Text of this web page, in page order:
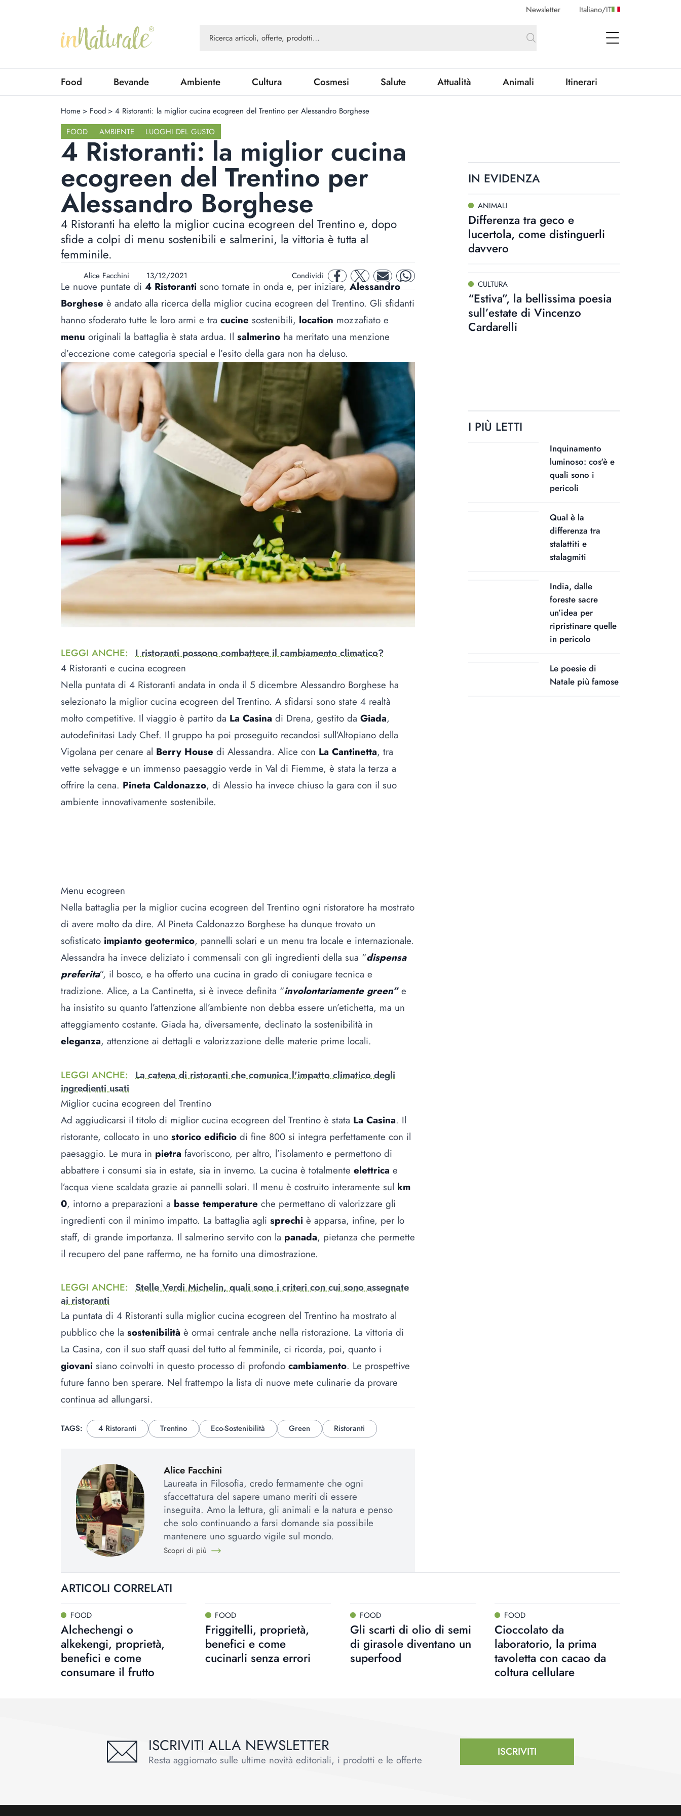
Newsletter Italiano/IT
open Menu
Food Bevande Ambiente Cultura Cosmesi Salute Attualità Animali Itinerari
Home > Food > 4 Ristoranti: la miglior cucina ecogreen del Trentino per Alessandro Borghese
FOOD
AMBIENTE LUOGHI DEL GUSTO
4 Ristoranti: la miglior cucina
ecogreen del Trentino per
Alessandro Borghese
4 Ristoranti ha eletto la miglior cucina ecogreen del Trentino e, dopo
sfide a colpi di menu sostenibili e salmerini, la vittoria è tutta al
femminile.
Alice Facchini 13/12/2021 Condividi facebooktwitter mail whatsapp
Le nuove puntate di4 Ristorantisono tornate in onda e, per iniziare,Alessandro
Borghese è andato alla ricerca della miglior cucina ecogreen del Trentino. Gli sfidanti
hanno sfoderato tutte le loro armi e tra cucine sostenibili, location mozzafiato e
menu originali la battaglia è stata ardua. Il salmerino ha meritato una menzione
d’eccezione come categoria special e l’esito della gara non ha deluso.
LEGGI ANCHE: I ristoranti possono combattere il cambiamento climatico?
4 Ristoranti e cucina ecogreen
Nella puntata di 4 Ristoranti andata in onda il 5 dicembre Alessandro Borghese ha
selezionato la miglior cucina ecogreen del Trentino. A sfidarsi sono state 4 realtà
molto competitive. Il viaggio è partito da La Casina di Drena, gestito da Giada,
autodefinitasi Lady Chef. Il gruppo ha poi proseguito recandosi sull’Altopiano della
Vigolana per cenare al Berry House di Alessandra. Alice con La Cantinetta, tra
vette selvagge e un immenso paesaggio verde in Val di Fiemme, è stata la terza a
offrire la cena. Pineta Caldonazzo, di Alessio ha invece chiuso la gara con il suo
ambiente innovativamente sostenibile.
Menu ecogreen
Nella battaglia per la miglior cucina ecogreen del Trentino ogni ristoratore ha mostrato
di avere molto da dire. Al Pineta Caldonazzo Borghese ha dunque trovato un
sofisticato impianto geotermico, pannelli solari e un menu tra locale e internazionale.
Alessandra ha invece deliziato i commensali con gli ingredienti della sua “dispensa
preferita”, il bosco, e ha offerto una cucina in grado di coniugare tecnica e
tradizione. Alice, a La Cantinetta, si è invece definita “involontariamente green”e
ha insistito su quanto l’attenzione all’ambiente non debba essere un’etichetta, ma un
atteggiamento costante. Giada ha, diversamente, declinato la sostenibilità in
eleganza, attenzione ai dettagli e valorizzazione delle materie prime locali.
LEGGI ANCHE: La catena di ristoranti che comunica l'impatto climatico degli
ingredienti usati
Miglior cucina ecogreen del Trentino
Ad aggiudicarsi il titolo di miglior cucina ecogreen del Trentino è stata La Casina. Il
ristorante, collocato in uno storico edificio di fine 800 si integra perfettamente con il
paesaggio. Le mura in pietra favoriscono, per altro, l’isolamento e permettono di
abbattere i consumi sia in estate, sia in inverno. La cucina è totalmente elettrica e
l’acqua viene scaldata grazie ai pannelli solari. Il menu è costruito interamente sul km
0, intorno a preparazioni a basse temperature che permettano di valorizzare gli
ingredienti con il minimo impatto. La battaglia agli sprechi è apparsa, infine, per lo
staff, di grande importanza. Il salmerino servito con la panada, pietanza che permette
il recupero del pane raffermo, ne ha fornito una dimostrazione.
LEGGI ANCHE: Stelle Verdi Michelin, quali sono i criteri con cui sono assegnate
ai ristoranti
La puntata di 4 Ristoranti sulla miglior cucina ecogreen del Trentino ha mostrato al
pubblico che la sostenibilità è ormai centrale anche nella ristorazione. La vittoria di
La Casina, con il suo staff quasi del tutto al femminile, ci ricorda, poi, quanto i
giovani siano coinvolti in questo processo di profondo cambiamento. Le prospettive
future fanno ben sperare. Nel frattempo la lista di nuove mete culinarie da provare
continua ad allungarsi.
TAGS: 4 Ristoranti Trentino Eco-Sostenibilità Green Ristoranti
Alice Facchini
Laureata in Filosofia, credo fermamente che ogni
sfaccettatura del sapere umano meriti di essere
inseguita. Amo la lettura, gli animali e la natura e penso
che solo continuando a farsi domande sia possibile
mantenere uno sguardo vigile sul mondo.
Scopri di più
IN EVIDENZA
ANIMALI
Differenza tra geco e
lucertola, come distinguerli
davvero
CULTURA
“Estiva”, la bellissima poesia
sull’estate di Vincenzo
Cardarelli
I PIÙ LETTI
Inquinamento
luminoso: cos'è e
quali sono i
pericoli
Qual è la
differenza tra
stalattiti e
stalagmiti
India, dalle
foreste sacre
un’idea per
ripristinare quelle
in pericolo
Le poesie di
Natale più famose
ARTICOLI CORRELATI
FOOD
Alchechengi o
alkekengi, proprietà,
benefici e come
consumare il frutto
FOOD
Friggitelli, proprietà,
benefici e come
cucinarli senza errori
FOOD
Gli scarti di olio di semi
di girasole diventano un
superfood
FOOD
Cioccolato da
laboratorio, la prima
tavoletta con cacao da
coltura cellulare
ISCRIVITI ALLA NEWSLETTER
Resta aggiornato sulle ultime novità editoriali, i prodotti e le offerte
ISCRIVITI